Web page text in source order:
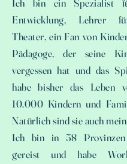
Ich bin ein Spezialist
Entwicklung, Lehrer
Theater, ein Fan von
Pädagoge, der seine
vergessen hat und das
habe bisher das Leben
10.000 Kindern und
Natürlich sind sie auch
Ich bin in 58
gereist und habe